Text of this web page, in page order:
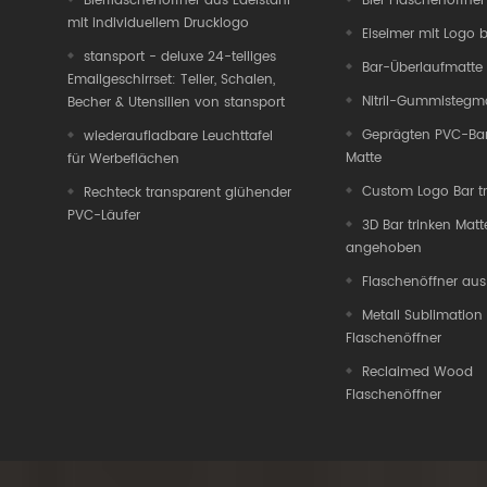
mit individuellem Drucklogo
stansport - deluxe 24-teiliges
Emailgeschirrset: Teller, Schalen,
Becher & Utensilien von stansport
wiederaufladbare Leuchttafel
für Werbeflächen
Rechteck transparent glühender
PVC-Läufer
Eiseimer mit Logo
Bar-Überlaufmatte
Nitril-
Geprägten PVC-
Matte
Custom Logo Bar
3D Bar trinken
angehoben
Flaschenöffner
Metall Sublimation
Flaschenöffner
Reclaimed Wood
Flaschenöffner